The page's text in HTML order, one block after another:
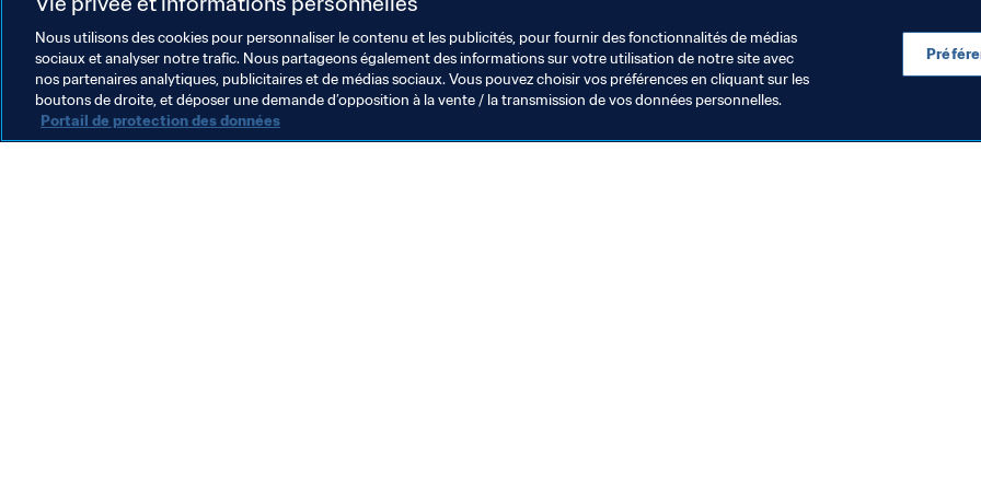
les supporters en Russie.
Nous utilisons des cookies pour personnaliser le contenu et les publicités, pour fournir des fonctionnalités de médias
sociaux et analyser notre trafic. Nous partageons également des informations sur votre utilisation de notre site avec
nos partenaires analytiques, publicitaires et de médias sociaux. Vous pouvez choisir vos préférences en cliquant sur les
boutons de droite, et déposer une demande d’opposition à la vente / la transmission de vos données personnelles.
Portail de protection des données